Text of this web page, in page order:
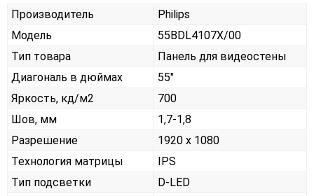
Производитель
Philips
Модель
55BDL4107X/00
Тип товара
Панель для видеостены
Диагональ в дюймах
55"
Яркость, кд/м2
700
Шов, мм
1,7-1,8
Разрешение
1920 x 1080
Технология матрицы
IPS
Тип подсветки
D-LED